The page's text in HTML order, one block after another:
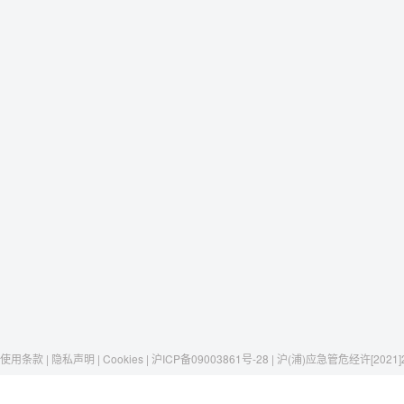
使用条款 | 隐私声明 | Cookies | 沪ICP备09003861号-28 | 沪(浦)应急管危经许